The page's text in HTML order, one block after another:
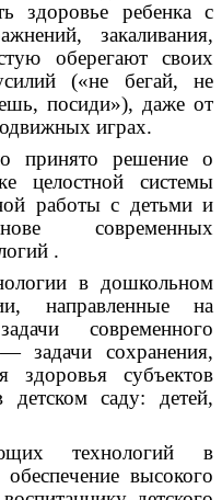
здоровье ребенка с
закаливания,
оберегают своих
(«не бегай, не
посиди»), даже от
играх.
принято решение о
целостной системы
работы с детьми и
современных
.
в дошкольном
направленные на
современного
задачи сохранения,
здоровья субъектов
детском саду: детей,
технологий в
высокого